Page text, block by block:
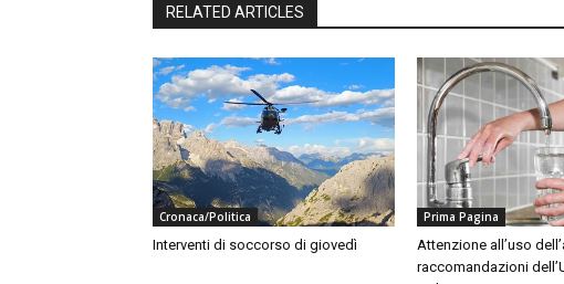
RELATED ARTICLES
Cronaca/Politica
Interventi di soccorso di giovedì
Prima Pagina
Attenzione all’uso
raccomandazioni